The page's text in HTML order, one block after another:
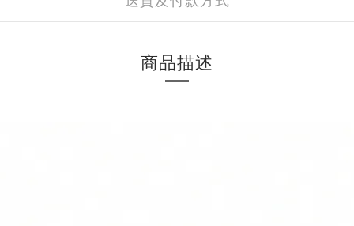
商品描述